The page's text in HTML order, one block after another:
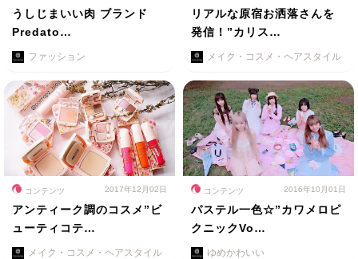
うしじまいい肉 ブランド
Predato…
ファッション
リアルな原宿お洒落さんを
発信！”カリス…
メイク・コスメ・ヘアスタイル
コンテンツ 2017年12月02日
アンティーク調のコスメ”ビ
ューティコテ…
メイク・コスメ・ヘアスタイル
コンテンツ 2016年10月01日
パステル一色☆”カワメロピ
クニックVo…
ゆめかわいい